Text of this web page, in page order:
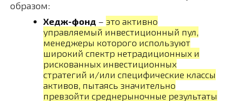
образом:
Хедж-фонд – это активно
управляемый инвестиционный пул,
менеджеры которого используют
широкий спектр нетрадиционных и
рискованных инвестиционных
стратегий и/или специфические классы
активов, пытаясь значительно
превзойти среднерыночные результаты